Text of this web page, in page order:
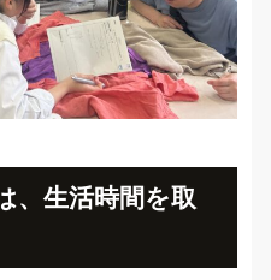
、生活時間を取